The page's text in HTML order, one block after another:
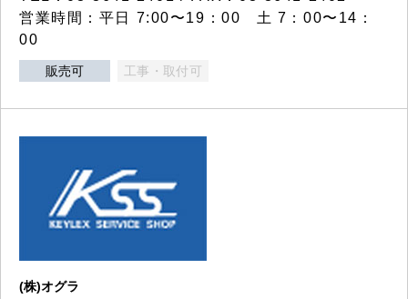
営業時間：平日 7:00〜19：00 土 7：00〜14：
00
販売可 工事・取付可
(株)オグラ